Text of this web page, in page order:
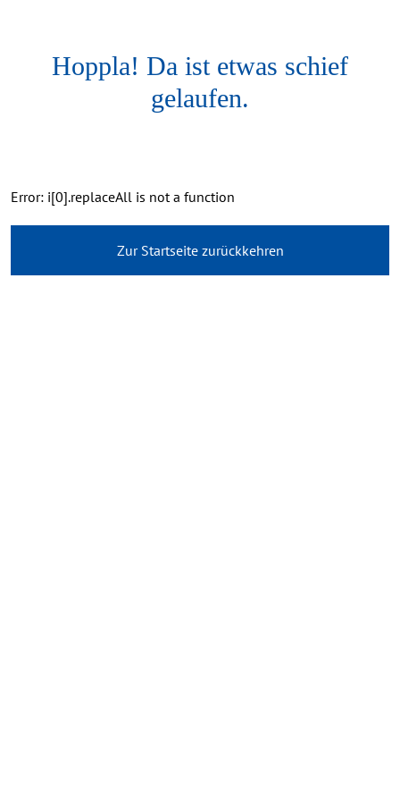
Hoppla! Da ist etwas schief
gelaufen.
Error: i[0].replaceAll is not a function
Zur Startseite zurückkehren